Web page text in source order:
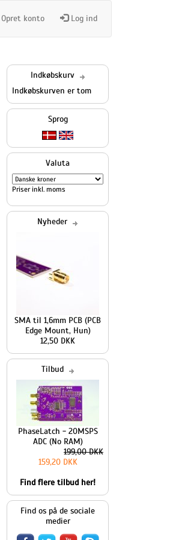
Opret konto Log ind
Indkøbskurv
Indkøbskurven er tom
Sprog
Valuta
Priser inkl. moms
Nyheder
SMA til 1,6mm PCB (PCB
Edge Mount, Hun)
12,50 DKK
Tilbud
PhaseLatch - 20MSPS
ADC (No RAM)
199,00 DKK
159,20 DKK
Find flere tilbud her!
Find os på de sociale
medier